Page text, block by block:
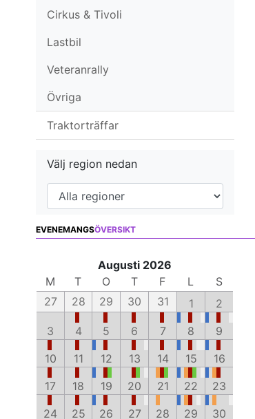
Cirkus & Tivoli
Lastbil
Veteranrally
Övriga
Traktorträffar
Välj region nedan
EVENEMANGSÖVERSIKT
Augusti 2026
M
T O T F L
S
27
28 29 30 31 1
2
3
4 5 6 7 8
9
10
11 12 13 14 15
16
17
18 19 20 21 22
23
24
25 26 27 28 29 30